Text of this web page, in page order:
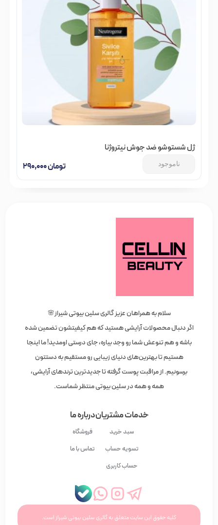
ژل شستوشو ضد جوش نیتروژنا
تومان
ناموجود
سلام به همراهان عزیز گالری سلین بیوتی شیراز🌸
اگر دنبال محصولات آرایشی هستید که هم کیفیتشون تضمین شده
باشه و هم تنوعش شما رو وجد بیاره، جای درستی اومدید! ما اینجا
هستیم تا بهترین‌های دنیای زیبایی رو مستقیم به دستتون
برسونیم. از مراقبت پوست گرفته تا جدیدترین ترندهای آرایشی،
همه و همه در سلین بیوتی منتظر شماست.
خدمات مشتریان
سبد خرید
تسویه حساب
حساب کاربری
درباره ما
فروشگاه
تماس با ما
کلیه حقوق این سایت متعلق به گالری سلین بیوتی شیراز است.